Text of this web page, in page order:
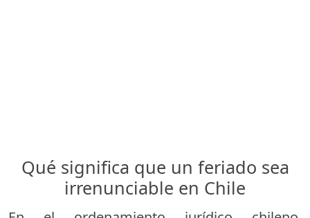
Qué significa que un feriado sea
irrenunciable en Chile